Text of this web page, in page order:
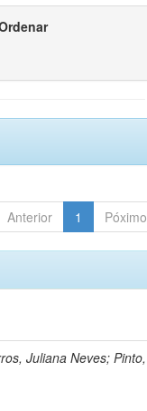
Anterior 1 Póximo
Juliana Neves; Pinto,